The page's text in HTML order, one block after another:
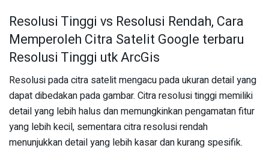
Resolusi Tinggi vs Resolusi Rendah, Cara
Memperoleh Citra Satelit Google terbaru
Resolusi Tinggi utk ArcGis
Resolusi pada citra satelit mengacu pada ukuran detail yang
dapat dibedakan pada gambar. Citra resolusi tinggi memiliki
detail yang lebih halus dan memungkinkan pengamatan fitur
yang lebih kecil, sementara citra resolusi rendah
menunjukkan detail yang lebih kasar dan kurang spesifik.